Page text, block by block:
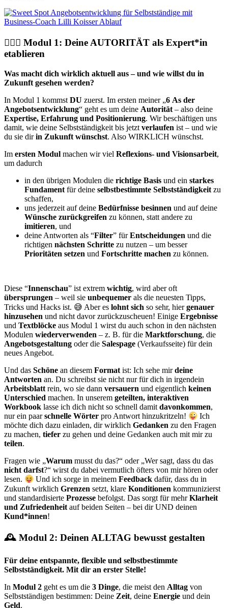
🙋🏻‍♀️ Modul 1: Deine AUTORITÄT als Expert*in
etablieren
Was macht dich wirklich aktuell aus – und wie willst du in
Zukunft gesehen werden?
In Modul 1 kommst DU zuerst. Im ersten meiner „6 As der
Angebotsentwicklung“ geht es um deine Autorität – also deine
Expertise, Erfahrung und Positionierung. Wir beschäftigen uns
damit, wie deine Selbstständigkeit bis jetzt verlaufen ist – und wie
du sie dirin Zukunft wünschst. Also WIRKLICH wünschst.
Im ersten Modul machen wir viel Reflexions- und Visionsarbeit,
um dadurch
in den übrigen Modulen die richtige Basis und ein starkes
Fundament für deine selbstbestimmte Selbstständigkeit zu
schaffen,
uns jederzeit auf deine Bedürfnisse besinnen und auf deine
Wünsche zurückgreifen zu können, statt andere zu
imitieren, und
deine Antworten als “Filter” fürEntscheidungen und die
richtigen nächsten Schritte zu nutzen – um besser
Prioritäten setzen und Fortschritte machen zu können.
Diese “Innenschau” ist extrem wichtig, wird aber oft
übersprungen – weil sie unbequemer als die neuesten Tipps,
Tricks und Hacks ist. 😅 Aber es lohnt sich so sehr, hiergenauer
hinzusehen und nicht davor zurückzuscheuen! Einige Ergebnisse
und Textblöcke aus Modul 1 wirst du auch schon in den nächsten
Modulen wiederverwenden – z. B. für die Marktforschung, die
Angebotsgestaltung oder die Salespage (Verkaufsseite) für dein
neues Angebot.
Und das Schöne an diesem Format ist: Ich sehe mirdeine
Antworten an. Du schreibst sie nicht nur für dich in irgendein
Arbeitsblatt rein, wo sie dann versauern und eigentlich keinen
Unterschied machen. In unserem geteilten, interaktiven
Workbook lasse ich dich nicht so schnell damit davonkommen,
nur ein paarschnelle Wörter pro Antwort hinzukritzeln!
Ich
möchte dich dazu einladen, dir wirklich Gedanken zu den Fragen
zu machen, tiefer zu gehen und deine Gedanken auch mit mir zu
teilen.
Fragen wie „Warum musst du das?“ oder „Wer sagt, dass du das
nicht darfst?“ wirst du dabei vermutlich öfters von mir hören oder
lesen.
Und ich sorge in meinemFeedback dafür, dass du in
Zukunft wirklich Grenzen setzt, klare Konditionen kommunizierst
und standardisierte Prozesse befolgst. Das sorgt für mehrKlarheit
und Zufriedenheit auf beiden Seiten – bei dir UND deinen
Kund*innen!
🕰 Modul 2: Deinen ALLTAG bewusst gestalten
Für deine entspannte, flexible und selbstbestimmte
Selbstständigkeit. Mit dir an erster Stelle!
In Modul 2 geht es um die 3 Dinge, die meist den Alltag von
Selbstständigen bestimmen: Deine Zeit, deine Energie und dein
Geld.